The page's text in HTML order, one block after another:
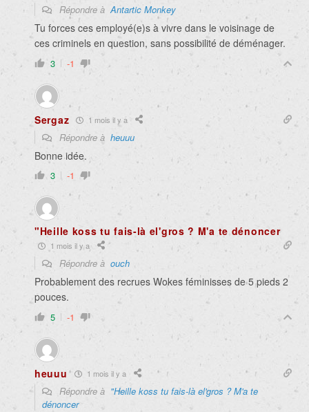
Répondre àAntartic Monkey
Tu forces ces employé(e)s à vivre dans le voisinage de
ces criminels en question, sans possibilité de déménager.
3 -1
Sergaz 1 mois il y a
Répondre à heuuu
Bonne idée.
3 -1
"Heille koss tu fais-là el'gros ? M'a te dénoncer
1 mois il y a
Répondre à ouch
Probablement des recrues Wokes féminisses de 5 pieds 2
pouces.
5 -1
heuuu 1 mois il y a
Répondre à "Heille koss tu fais-là el'gros ? M'a te
dénoncer